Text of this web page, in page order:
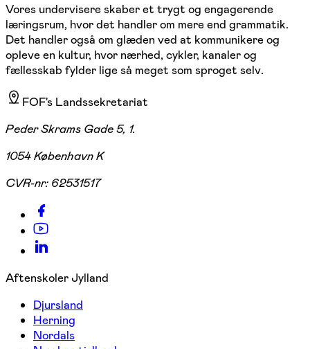
Vores undervisere skaber et trygt og engagerende
læringsrum, hvor det handler om mere end grammatik.
Det handler også om glæden ved at kommunikere og
opleve en kultur, hvor nærhed, cykler, kanaler og
fællesskab fylder lige så meget som sproget selv.
FOF's Landssekretariat
Peder Skrams Gade 5, 1.
1054 København K
CVR-nr: 62531517
Aftenskoler Jylland
Djursland
Herning
Nordals